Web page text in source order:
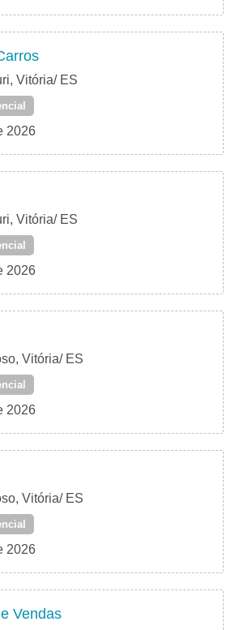
Vitória/ ES
2026
Vitória/ ES
2026
Vitória/ ES
2026
Vitória/ ES
2026
Vendas